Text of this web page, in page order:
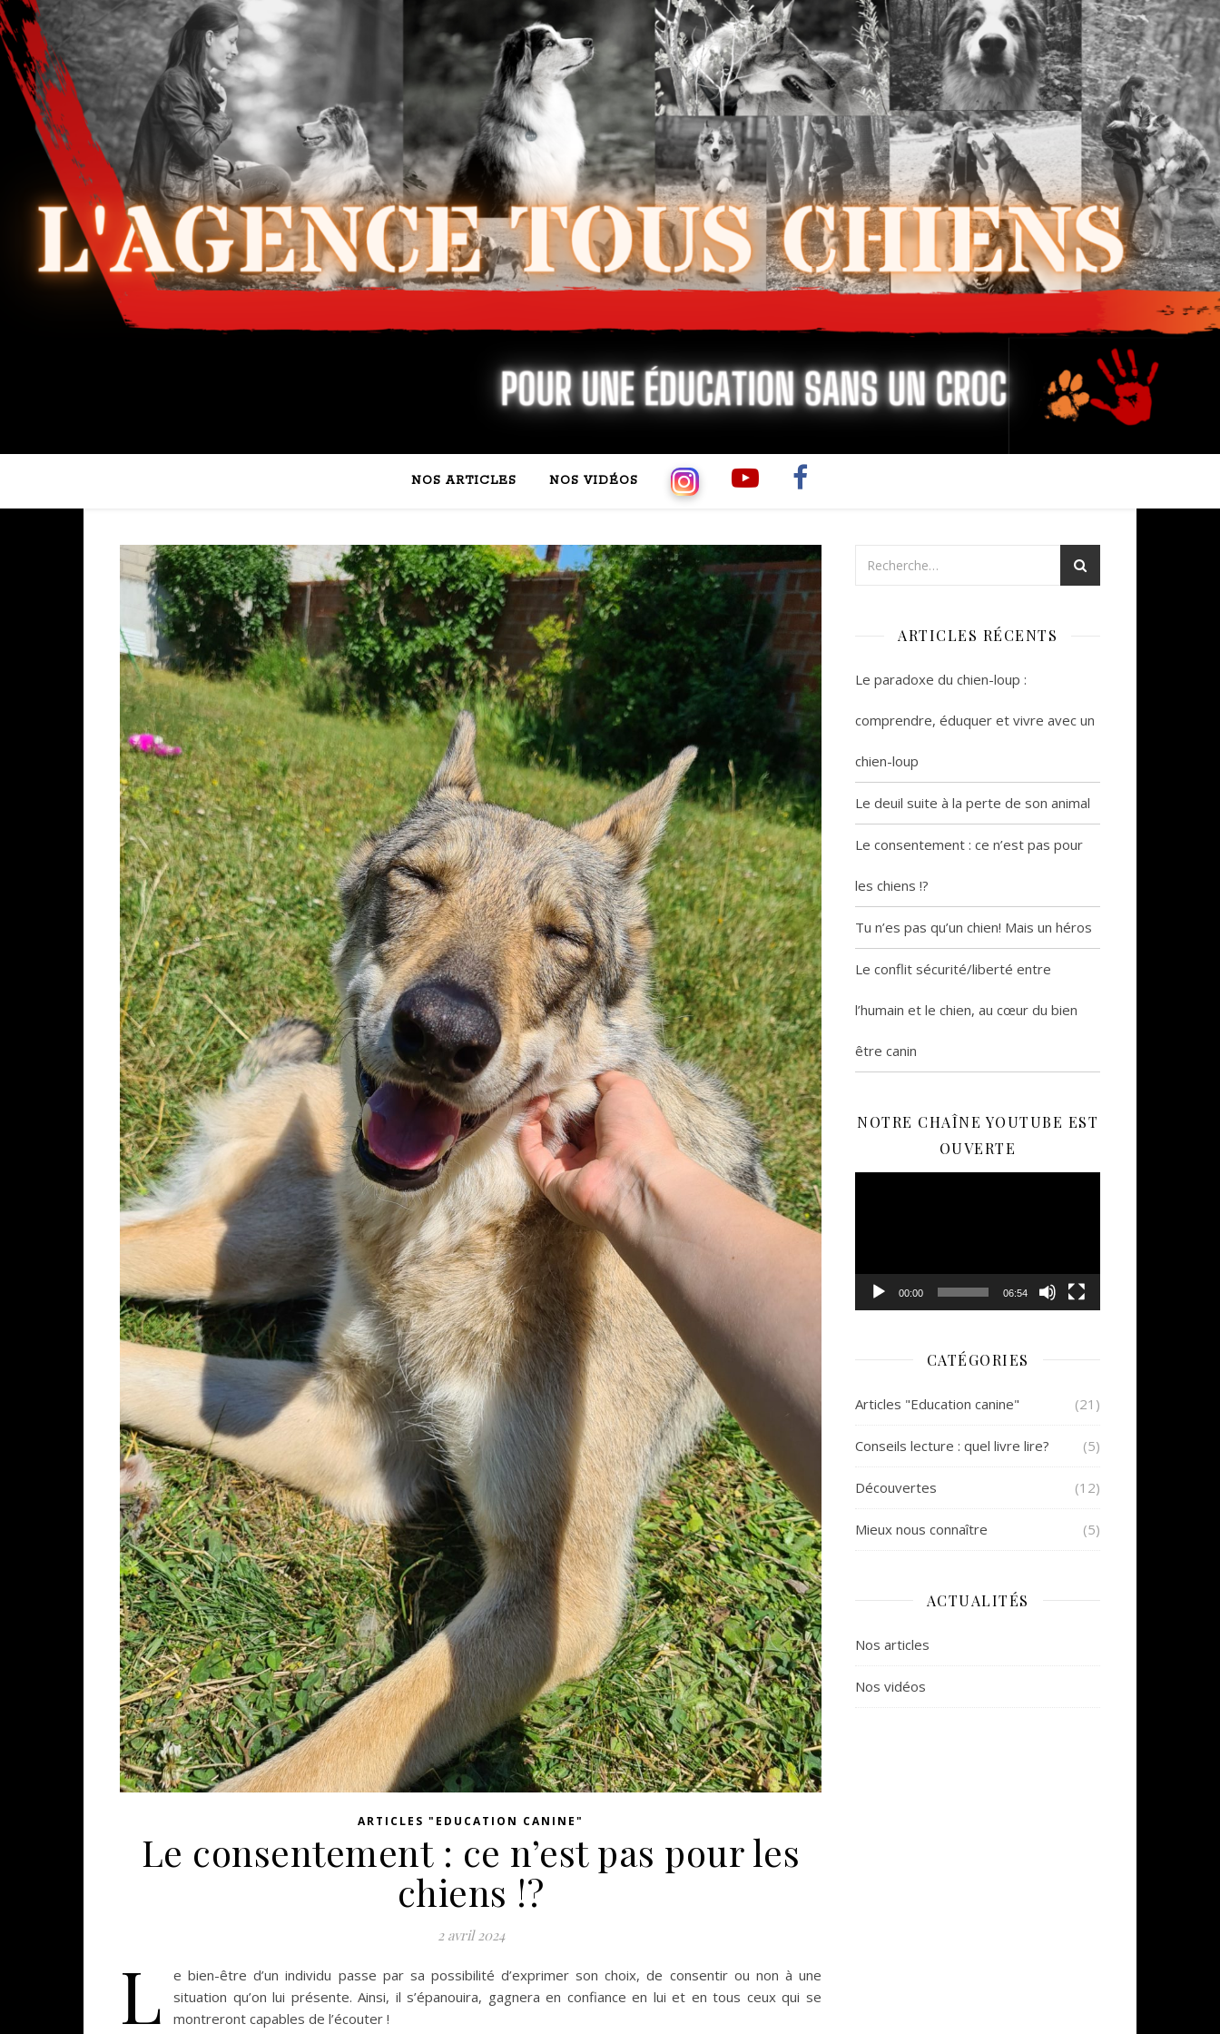
NOS ARTICLES NOS VIDÉOS
ARTICLES "EDUCATION CANINE"
Le consentement : ce n’est pas pour les
chiens !?
2 avril 2024
L
e bien-être d’un individu passe par sa possibilité d’exprimer son choix, de consentir ou non à une
situation qu’on lui présente. Ainsi, il s’épanouira, gagnera en confiance en lui et en tous ceux qui se
montreront capables de l’écouter !
ARTICLES RÉCENTS
Le paradoxe du chien-loup :
comprendre, éduquer et vivre avec un
chien-loup
Le deuil suite à la perte de son animal
Le consentement : ce n’est pas pour
les chiens !?
Tu n’es pas qu’un chien! Mais un héros
Le conflit sécurité/liberté entre
l’humain et le chien, au cœur du bien
être canin
NOTRE CHAÎNE YOUTUBE EST
OUVERTE
00:00 06:54
CATÉGORIES
Articles "Education canine" (21)
Conseils lecture : quel livre lire? (5)
Découvertes (12)
Mieux nous connaître (5)
ACTUALITÉS
Nos articles
Nos vidéos